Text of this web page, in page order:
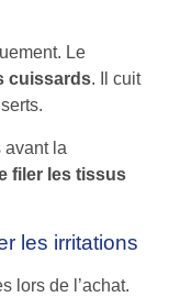
Le
cuissards. Il cuit
avant la
filer les tissus
les irritations
lors de l’achat.